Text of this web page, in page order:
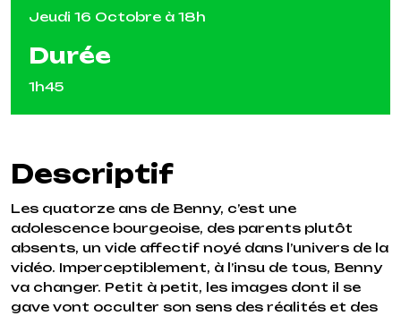
Jeudi 16 Octobre à 18h
Durée
1h45
Descriptif
Les quatorze ans de Benny, c’est une
adolescence bourgeoise, des parents plutôt
absents, un vide affectif noyé dans l’univers de la
vidéo. Imperceptiblement, à l’insu de tous, Benny
va changer. Petit à petit, les images dont il se
gave vont occulter son sens des réalités et des